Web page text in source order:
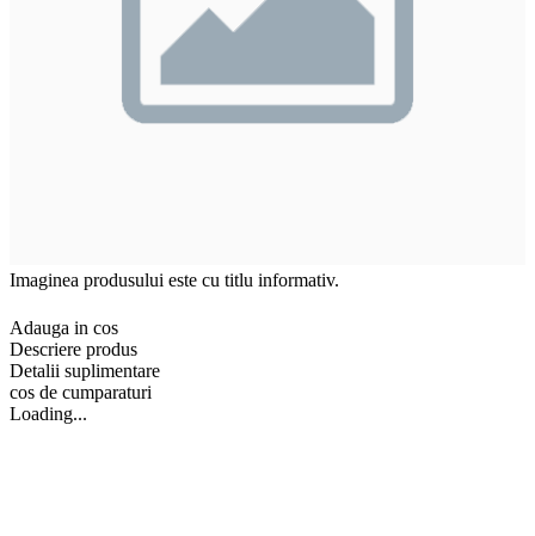
Imaginea produsului este cu titlu informativ.
Adauga in cos
Descriere produs
Detalii suplimentare
cos de cumparaturi
Loading...